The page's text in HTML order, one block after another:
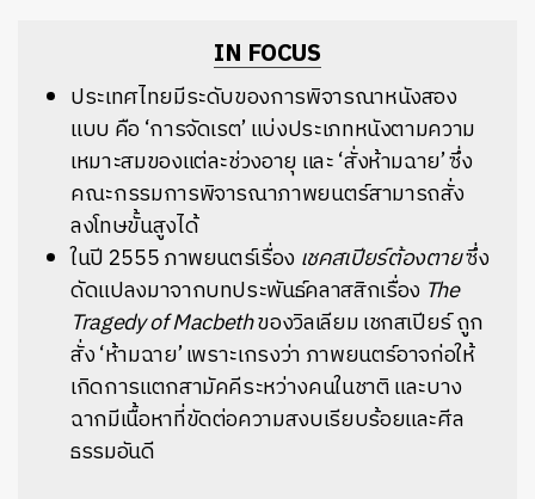
IN FOCUS
ประเทศไทยมีระดับของการพิจารณาหนังสอง
แบบ คือ ‘การจัดเรต’ แบ่งประเภทหนังตามความ
เหมาะสมของแต่ละช่วงอายุ และ ‘สั่งห้ามฉาย’ ซึ่ง
คณะกรรมการพิจารณาภาพยนตร์สามารถสั่ง
ลงโทษขั้นสูงได้
ในปี 2555 ภาพยนตร์เรื่อง เชคสเปียร์ต้องตายซึ่ง
ดัดแปลงมาจากบทประพันธ์คลาสสิกเรื่อง The
Tragedy of Macbethของวิลเลียม เชกสเปียร์ ถูก
สั่ง ‘ห้ามฉาย’ เพราะเกรงว่า ภาพยนตร์อาจก่อให้
เกิดการแตกสามัคคีระหว่างคนในชาติ และบาง
ฉากมีเนื้อหาที่ขัดต่อความสงบเรียบร้อยและศีล
ธรรมอันดี